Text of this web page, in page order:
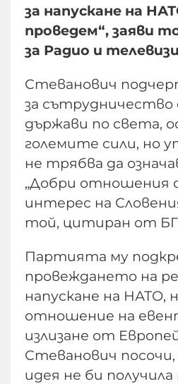
за напускане на
проведем“, заяви
за Радио и
Стеванович
за сътрудничество
държави по света,
големите сили, но
не трябва да
„Добри отношения
интерес на
той, цитиран от
Партията му
провеждането на
напускане на НАТО,
отношение на
излизане от
Стеванович посочи,
идея не би